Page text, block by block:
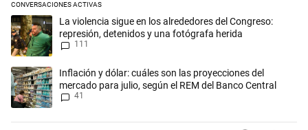
CONVERSACIONES ACTIVAS
Este listado muestra los artículos con más comentarios en los
Un artículo de tendencia con el título "La violencia sigue en los
La violencia sigue en los alrededores del Congreso:
represión, detenidos y una fotógrafa herida
111
Un artículo de tendencia con el título "Inflación y dólar: cuáles son
Inflación y dólar: cuáles son las proyecciones del
mercado para julio, según el REM del Banco Central
41